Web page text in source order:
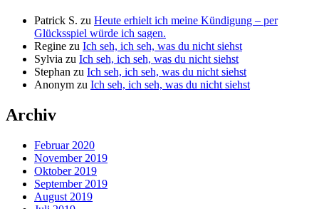
Patrick S. zu Heute erhielt ich meine Kündigung – per
Glücksspiel würde ich sagen.
Regine zu Ich seh, ich seh, was du nicht siehst
Sylvia zu Ich seh, ich seh, was du nicht siehst
Stephan zu Ich seh, ich seh, was du nicht siehst
Anonym zu Ich seh, ich seh, was du nicht siehst
Archiv
Februar 2020
November 2019
Oktober 2019
September 2019
August 2019